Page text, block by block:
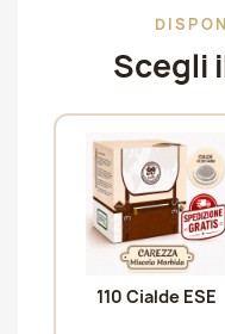
Scegli
110 Cialde ESE